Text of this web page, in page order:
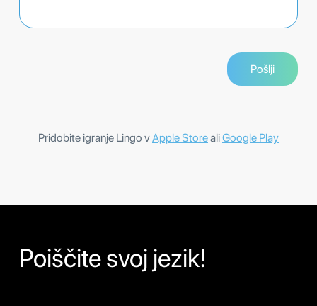
Pridobite igranje Lingo vApple StorealiGoogle Play
Poiščite svoj jezik!